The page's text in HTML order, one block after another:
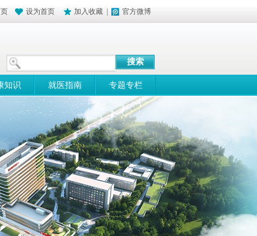
设为首页 加入收藏 官方微博
知识 就医指南 专题专栏